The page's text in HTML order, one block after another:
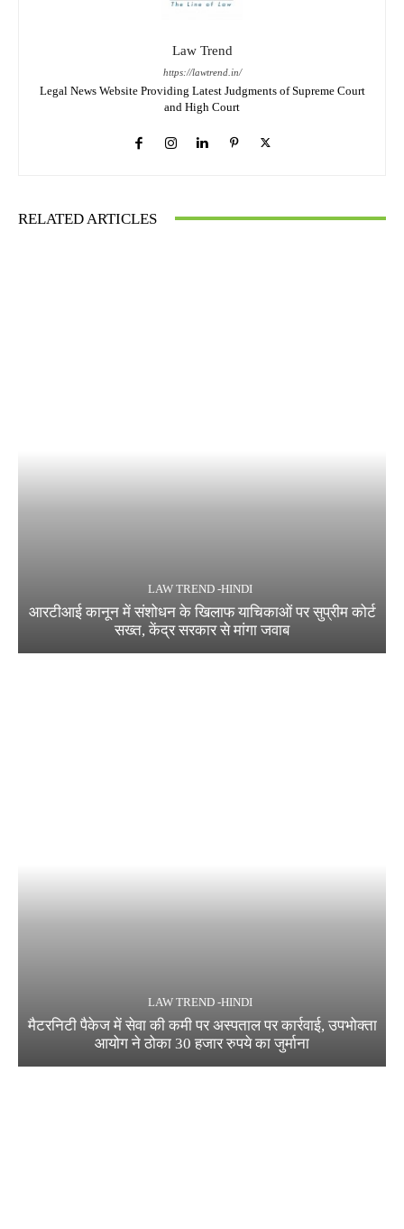
Law Trend
https://lawtrend.in/
Legal News Website Providing Latest Judgments of Supreme Court
and High Court
RELATED ARTICLES
LAW TREND -HINDI
आरटीआई कानून में संशोधन के खिलाफ याचिकाओं पर सुप्रीम कोर्ट
सख्त, केंद्र सरकार से मांगा जवाब
LAW TREND -HINDI
मैटरनिटी पैकेज में सेवा की कमी पर अस्पताल पर कार्रवाई, उपभोक्ता
आयोग ने ठोका 30 हजार रुपये का जुर्माना